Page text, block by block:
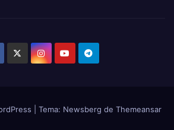
Tema: Newsberg de Themeansar